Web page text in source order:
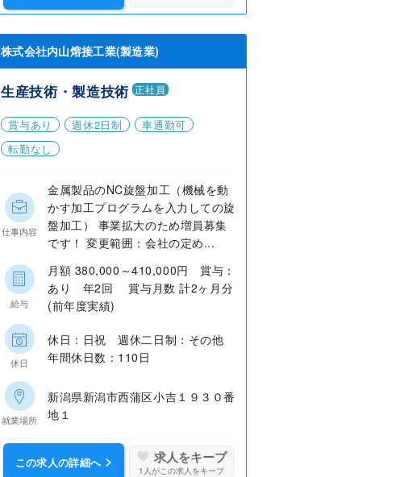
株式会社内山熔接工業(製造業)
生産技術・製造技術 正社員
賞与あり 週休2日制
車通勤可
転勤なし
仕事内容
金属製品のNC旋盤加工（機械を動
かす加工プログラムを入力しての旋
盤加工） 事業拡大のため増員募集
です！ 変更範囲：会社の定め...
給与
月額 380,000～410,000円 賞与：
あり 年2回 賞与月数 計2ヶ月分
(前年度実績)
休日
休日：日祝 週休二日制：その他
年間休日数：110日
就業場所
新潟県新潟市西蒲区小吉１９３０番
地１
この求人の詳細へ 求人をキープ
1 人がこの求人をキープ